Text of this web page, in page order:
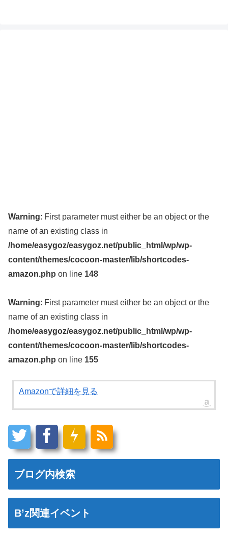
Warning: First parameter must either be an object or the
name of an existing class in
/home/easygoz/easygoz.net/public_html/wp/wp-
content/themes/cocoon-master/lib/shortcodes-
amazon.php on line 148
Warning: First parameter must either be an object or the
name of an existing class in
/home/easygoz/easygoz.net/public_html/wp/wp-
content/themes/cocoon-master/lib/shortcodes-
amazon.php on line 155
Amazonで詳細を見る
ブログ内検索
B’z関連イベント